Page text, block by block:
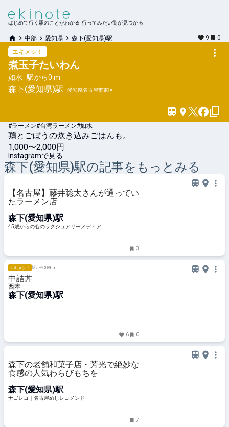
はじめて行く駅のことがわかる 行ってみたい街が見つかる
中部 愛知県 森下(愛知県)駅 9
0
エキメシ！
煮玉子たいわん
如水 駅から0 m
森下(愛知県)駅 愛知県名古屋市東区
#ラーメン#台湾ラーメン#如水
鶏とごぼうの炊き込みごはんも。
1,000〜2,000円
Instagramで見る
森下(愛知県)駅の記事をもっとみる
【名古屋】藤井聡太さんが通ってい
たラーメン店
森下(愛知県)駅
45歳からの心のラグジュアリーメディア
3
エキメシ！ 駅から598 m
中詰丼
西本
森下(愛知県)駅
6 0
森下の老舗和菓子店・芳光で絶妙な
食感の人気わらびもちを
森下(愛知県)駅
ナゴレコ｜名古屋めしレコメンド
7